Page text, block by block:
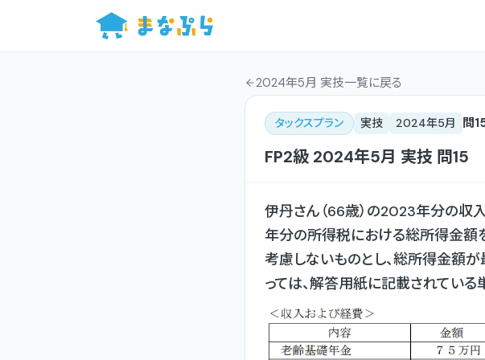
2024年5月 実技一覧に戻る
タックスプラン 実技 2024年5月 問
FP2級 2024年5月 実技 問15
伊丹さん（66歳）の2023年分の収
年分の所得税における総所得金額
考慮しないものとし、総所得金額が
っては、解答用紙に記載されている